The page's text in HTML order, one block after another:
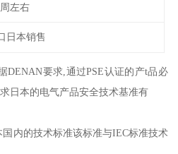
左右
日本销售
DENAN要求,通过PSE认证的产t品必
日本的电气产品安全技术基准有
内的技术标准该标准与IEC标准技术